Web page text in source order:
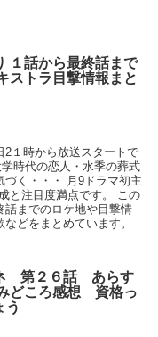
１話から最終話まで
ストラ目撃情報まと
2１時から放送スタートで
時代の恋人・水季の葬式
く・・・ 月9ドラマ初主
と注目度満点です。 この
話までのロケ地や目撃情
どをまとめています。
第２６話 あらす
どころ感想 資格っ
う